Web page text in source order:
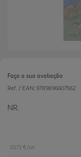
Faça a sua avaliação
Ref. / EAN: 9789896607562
NR.
10.71 €/un